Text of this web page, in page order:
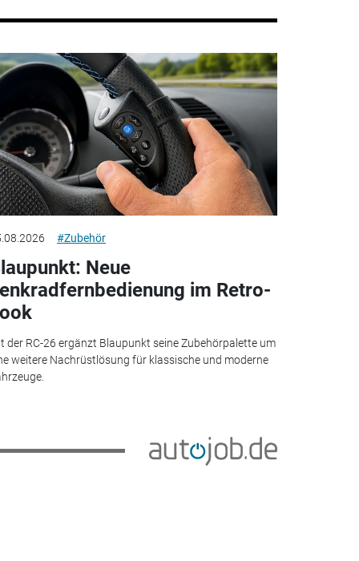
#Zubehör
Neue
im Retro-
der RC-26 ergänzt Blaupunkt seine Zubehörpalette um
weitere Nachrüstlösung für klassische und moderne